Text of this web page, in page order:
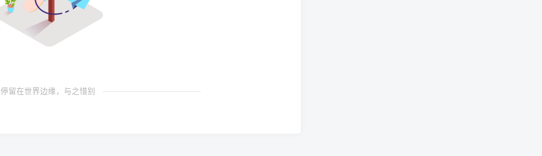
停留在世界边缘，与之惜别